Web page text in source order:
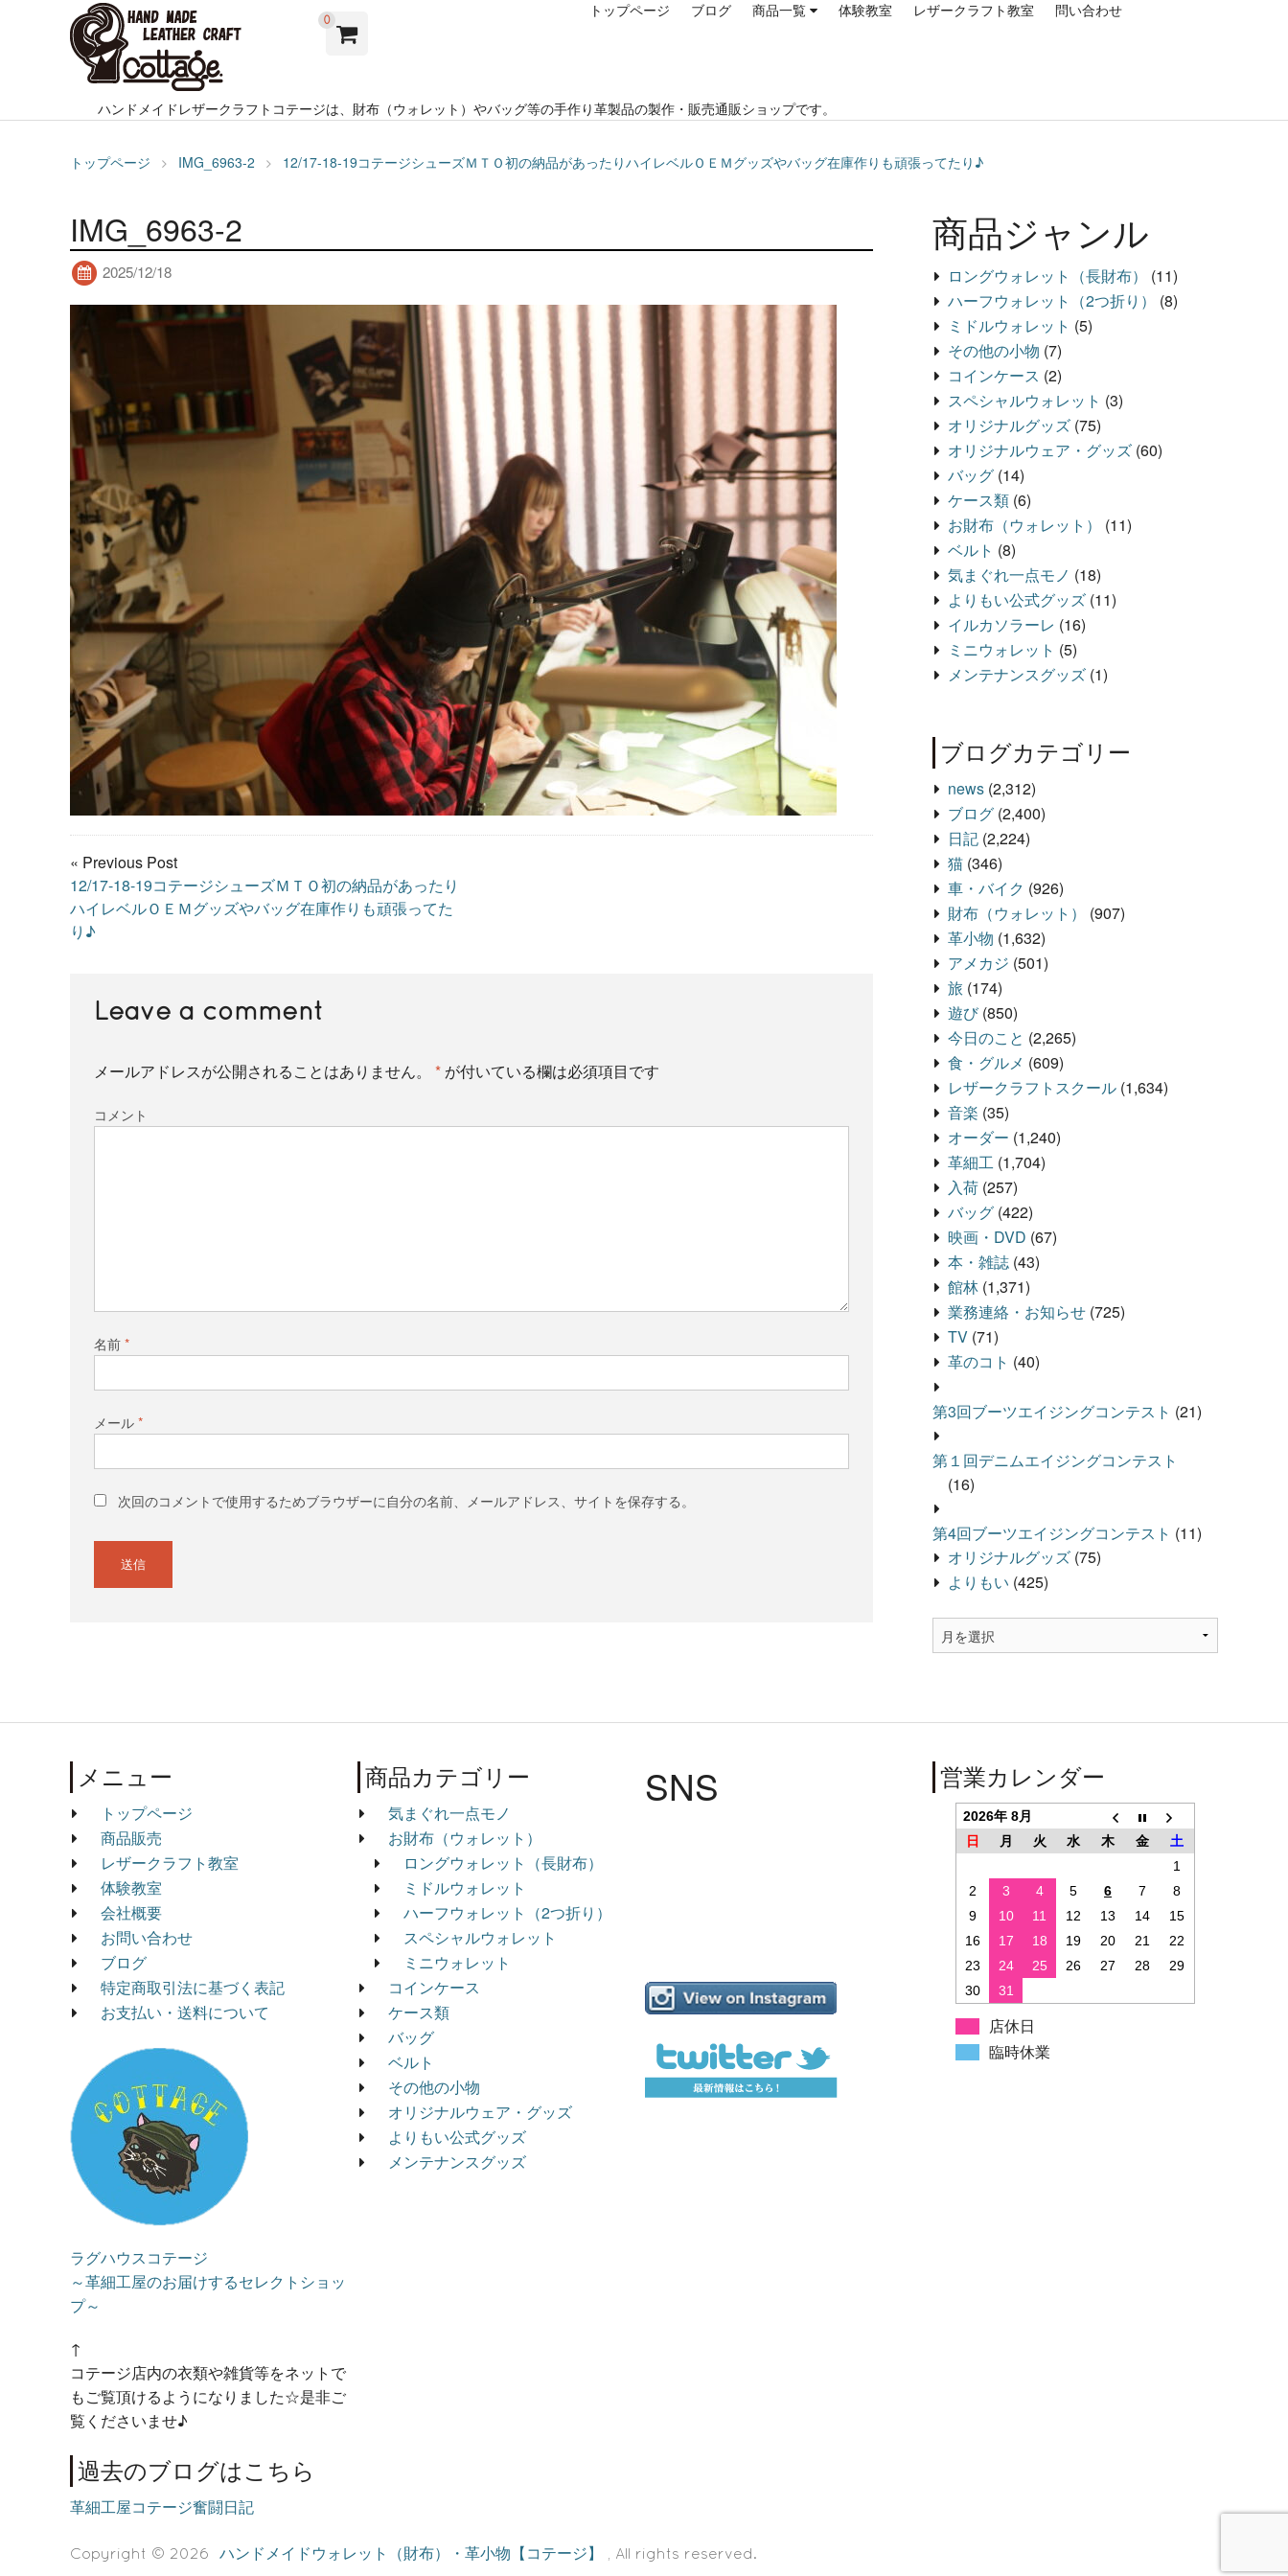
0
トップページ ブログ 商品一覧 体験教室 レザークラフト教室 問い合わせ
ハンドメイドレザークラフトコテージは、財布（ウォレット）やバッグ等の手作り革製品の製作・販売通販ショップです。
トップページ IMG_6963-2 12/17-18-19コテージシューズＭＴＯ初の納品があったりハイレベルＯＥＭグッズやバッグ在庫作りも頑張ってたり♪
IMG_6963-2
2025/12/18
« Previous Post
12/17-18-19コテージシューズＭＴＯ初の納品があったり
ハイレベルＯＥＭグッズやバッグ在庫作りも頑張ってた
り♪
Leave a comment
メールアドレスが公開されることはありません。 * が付いている欄は必須項目です
コメント
名前*
メール*
次回のコメントで使用するためブラウザーに自分の名前、メールアドレス、サイトを保存する。
商品ジャンル
ロングウォレット（長財布）
(11)
ハーフウォレット（2つ折り）
(8)
ミドルウォレット (5)
その他の小物 (7)
コインケース (2)
スペシャルウォレット (3)
オリジナルグッズ (75)
オリジナルウェア・グッズ (60)
バッグ (14)
ケース類 (6)
お財布（ウォレット）
(11)
ベルト (8)
気まぐれ一点モノ (18)
よりもい公式グッズ (11)
イルカソラーレ (16)
ミニウォレット (5)
メンテナンスグッズ (1)
ブログカテゴリー
news (2,312)
ブログ (2,400)
日記 (2,224)
猫 (346)
車・バイク (926)
財布（ウォレット）
(907)
革小物 (1,632)
アメカジ (501)
旅 (174)
遊び(850)
今日のこと (2,265)
食・グルメ (609)
レザークラフトスクール (1,634)
音楽 (35)
オーダー (1,240)
革細工 (1,704)
入荷 (257)
バッグ (422)
映画・DVD (67)
本・雑誌 (43)
館林 (1,371)
業務連絡・お知らせ (725)
TV (71)
革のコト (40)
第3回ブーツエイジングコンテスト (21)
第１回デニムエイジングコンテスト
(16)
第4回ブーツエイジングコンテスト (11)
オリジナルグッズ (75)
よりもい (425)
メニュー
トップページ
商品販売
レザークラフト教室
体験教室
会社概要
お問い合わせ
ブログ
特定商取引法に基づく表記
お支払い・送料について
ラグハウスコテージ
～革細工屋のお届けするセレクトショッ
プ～
↑
コテージ店内の衣類や雑貨等をネットで
もご覧頂けるようになりました☆是非ご
覧くださいませ♪
過去のブログはこちら
革細工屋コテージ奮闘日記
商品カテゴリー
気まぐれ一点モノ
お財布（ウォレット）
ロングウォレット（長財布）
ミドルウォレット
ハーフウォレット（2つ折り）
スペシャルウォレット
ミニウォレット
コインケース
ケース類
バッグ
ベルト
その他の小物
オリジナルウェア・グッズ
よりもい公式グッズ
メンテナンスグッズ
SNS 営業カレンダー
2026年 8月
日
月 火 水 木 金
土
1
2
3 4 5 6 7
8
9
10 11 12 13 14
15
16
17 18 19 20 21
22
23
24 25 26 27 28
29
30
31
店休日
臨時休業
Copyright © 2026 ハンドメイドウォレット（財布）・革小物【コテージ】 , All rights reserved.